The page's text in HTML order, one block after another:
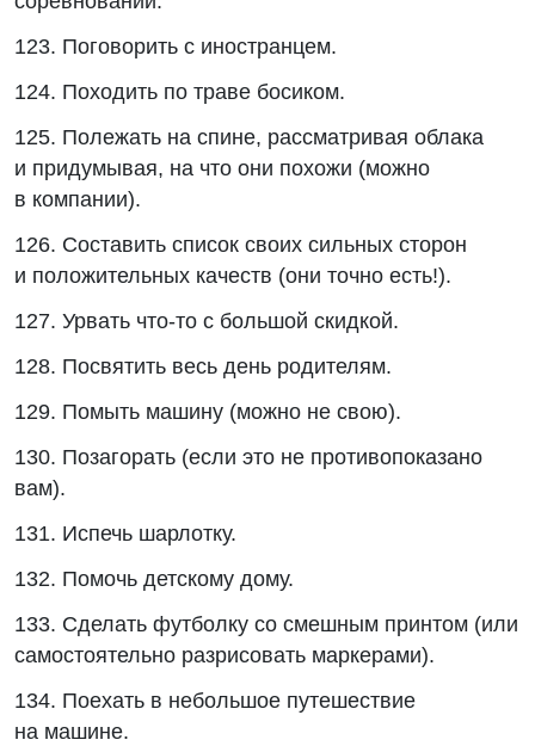
123. Поговорить с иностранцем.
124. Походить по траве босиком.
125. Полежать на спине, рассматривая облака
и придумывая, на что они похожи (можно
в компании).
126. Составить список своих сильных сторон
и положительных качеств (они точно есть!).
127. Урвать что-то с большой скидкой.
128. Посвятить весь день родителям.
129. Помыть машину (можно не свою).
130. Позагорать (если это не противопоказано
вам).
131. Испечь шарлотку.
132. Помочь детскому дому.
133. Сделать футболку со смешным принтом (или
самостоятельно разрисовать маркерами).
134. Поехать в небольшое путешествие
на машине.